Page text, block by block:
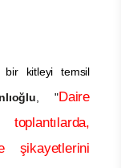
bir kitleyi temsil
, "Daire
şikayetlerini